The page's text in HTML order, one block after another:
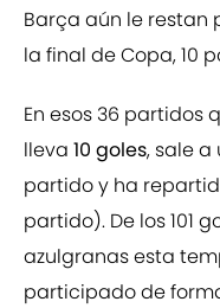
Barça aún le restan
la final de Copa, 10
En esos 36 partidos
lleva 10 goles, sale a
partido y ha
partido). De los 101
azulgranas esta
participado de